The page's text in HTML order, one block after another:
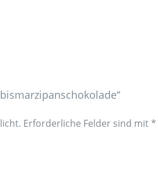
Erforderliche Felder sind mit *